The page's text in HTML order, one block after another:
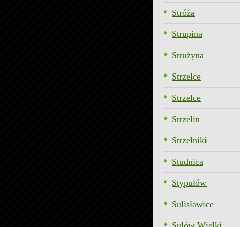
Stróża
Strupina
Strużyna
Strzelce
Strzelce
Strzelin
Strzelniki
Studnica
Stypułów
Sulisławice